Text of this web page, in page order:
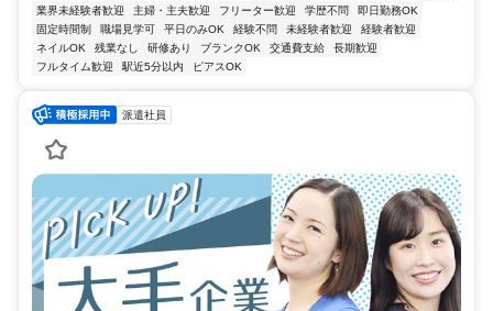
業界未経験者歓迎 主婦・主夫歓迎 フリーター歓迎 学歴不問
即日勤務OK
固定時間制
職場見学可 平日のみOK 経験不問 未経験者歓迎
経験者歓迎
ネイルOK
残業なし 研修あり ブランクOK 交通費支給
長期歓迎
フルタイム歓迎
駅近5分以内 ピアスOK
派遣社員